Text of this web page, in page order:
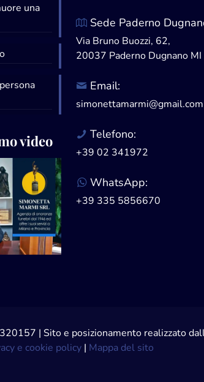
una
video
Sede Paderno
Via Bruno Buozzi, 62,
20037 Paderno Dugnano MI
Email:
simonettamarmi@gmail.com
Telefono:
+39 02 341972
WhatsApp:
+39 335 5856670
| Sito e posizionamento realizzato
e cookie policy | Mappa del sito